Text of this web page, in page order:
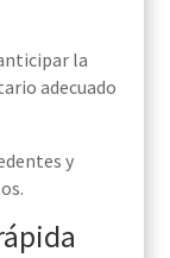
la
adecuado
y